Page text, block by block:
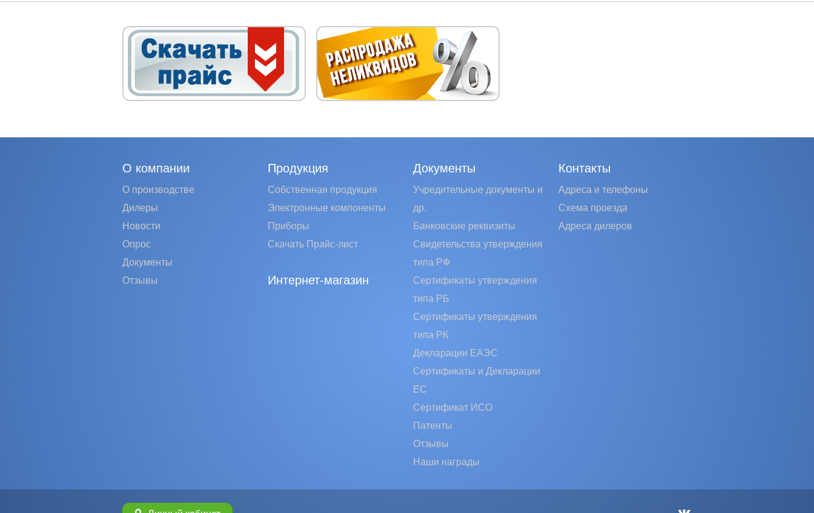
О компании
О производстве
Дилеры
Новости
Опрос
Документы
Отзывы
Продукция
Собственная продукция
Электронные компоненты
Приборы
Скачать Прайс-лист
Интернет-магазин
Документы
Учредительные документы и
др.
Банковские реквизиты
Свидетельства утверждения
типа РФ
Сертификаты утверждения
типа РБ
Сертификаты утверждения
типа РК
Декларации ЕАЭС
Сертификаты и Декларации
EC
Сертификат ИСО
Патенты
Отзывы
Наши награды
Контакты
Адреса и телефоны
Схема проезда
Адреса дилеров